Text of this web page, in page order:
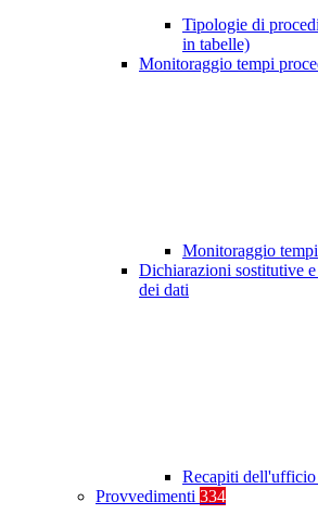
Tipologie di
in tabelle)
Monitoraggio tempi
Monitoraggio
Dichiarazioni sostitutive
dei dati
Recapiti dell'ufficio
Provvedimenti 334